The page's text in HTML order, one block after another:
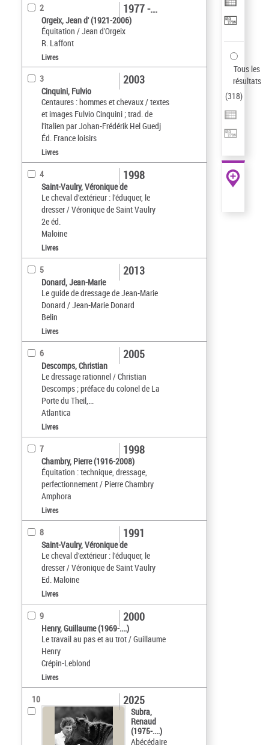
2
Orgeix, Jean d' (1921-2006)
Équitation / Jean d'Orgeix
R. Laffont
1977 -...
Livres
3
Cinquini, Fulvio
Centaures : hommes et chevaux / textes
et images Fulvio Cinquini ; trad. de
l'italien par Johan-Frédérik Hel Guedj
Éd. France loisirs
2003
Livres
4
Saint-Vaulry, Véronique de
Le cheval d'extérieur : l'éduquer, le
dresser / Véronique de Saint Vaulry
2e éd.
Maloine
1998
Livres
5
Donard, Jean-Marie
Le guide de dressage de Jean-Marie
Donard / Jean-Marie Donard
Belin
2013
Livres
6
Descomps, Christian
Le dressage rationnel / Christian
Descomps ; préface du colonel de La
Porte du Theil,...
Atlantica
2005
Livres
7
Chambry, Pierre (1916-2008)
Équitation : technique, dressage,
perfectionnement / Pierre Chambry
Amphora
1998
Livres
8
Saint-Vaulry, Véronique de
Le cheval d'extérieur : l'éduquer, le
dresser / Véronique de Saint Vaulry
Ed. Maloine
1991
Livres
9
Henry, Guillaume (1969-....)
Le travail au pas et au trot / Guillaume
Henry
Crépin-Leblond
2000
Livres
10
Subra,
Renaud
(1975-....)
Abécédaire
2025
Tous les
résultats
(318)